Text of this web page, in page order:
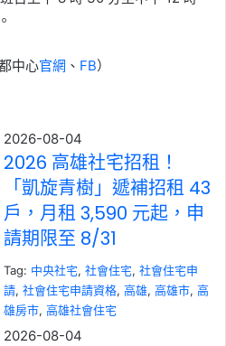
中心官網 、 FB）
2026-08-04
2026 高雄社宅招租！
「凱旋青樹」遞補招租 43
戶，月租 3,590 元起，申
請期限至 8/31
Tag: 中央社宅, 社會住宅, 社會住宅申
請, 社會住宅申請資格, 高雄, 高雄市, 高
雄房市, 高雄社會住宅
2026-08-04